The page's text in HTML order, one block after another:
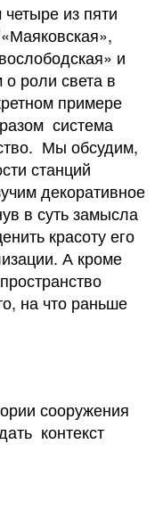
из пяти
и
о роли света в
примере
система
Мы обсудим,
станций
декоративное
в суть замысла
красоту его
А кроме
на что раньше
сооружения
контекст